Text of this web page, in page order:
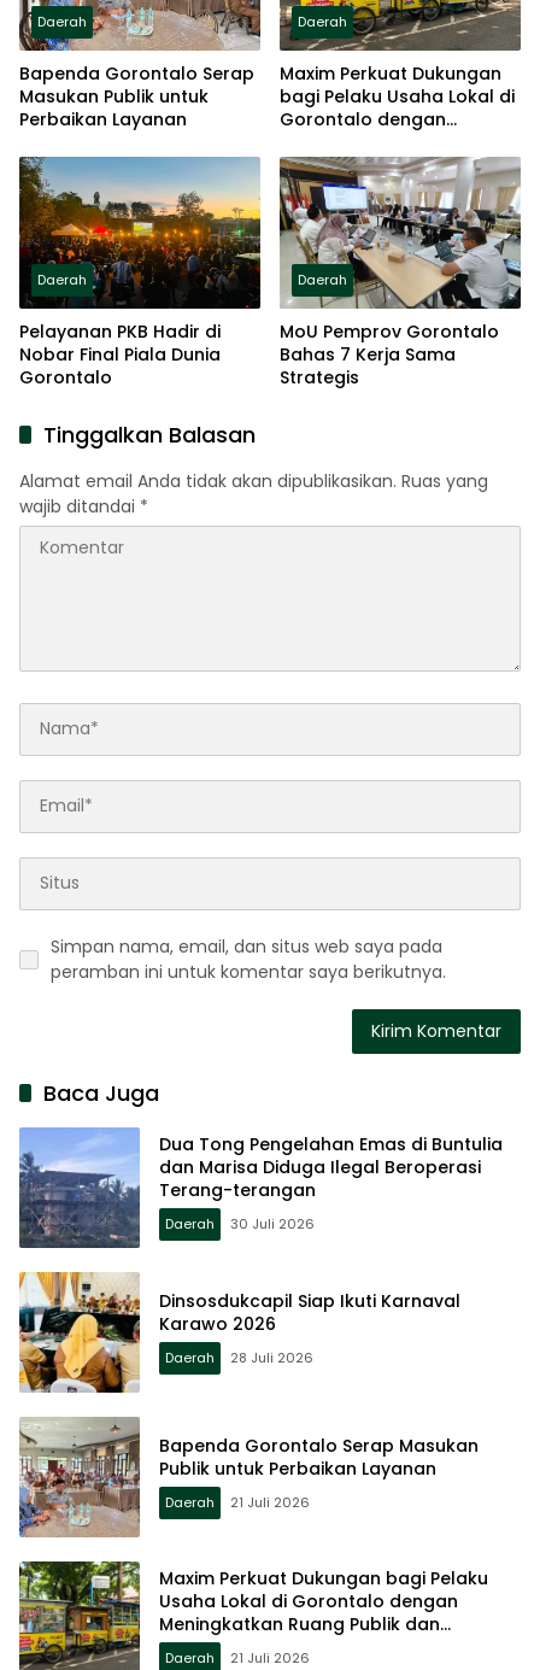
Daerah
Bapenda Gorontalo Serap
Masukan Publik untuk
Perbaikan Layanan
Daerah
Maxim Perkuat Dukungan
bagi Pelaku Usaha Lokal di
Gorontalo dengan
dan Kebersihan Pasar
Daerah
Pelayanan PKB Hadir di
Nobar Final Piala Dunia
Gorontalo
Daerah
MoU Pemprov Gorontalo
Bahas 7 Kerja Sama
Strategis
Tinggalkan Balasan
Alamat email Anda tidak akan dipublikasikan. Ruas yang
wajib ditandai *
Simpan nama, email, dan situs web saya pada
peramban ini untuk komentar saya berikutnya.
Baca Juga
Dua Tong Pengelahan Emas di Buntulia
dan Marisa Diduga Ilegal Beroperasi
Terang-terangan
Daerah 30 Juli 2026
Dinsosdukcapil Siap Ikuti Karnaval
Karawo 2026
Daerah 28 Juli 2026
Bapenda Gorontalo Serap Masukan
Publik untuk Perbaikan Layanan
Daerah 21 Juli 2026
Maxim Perkuat Dukungan bagi Pelaku
Usaha Lokal di Gorontalo dengan
Meningkatkan Ruang Publik dan
Kebersihan Pasar
Daerah 21 Juli 2026